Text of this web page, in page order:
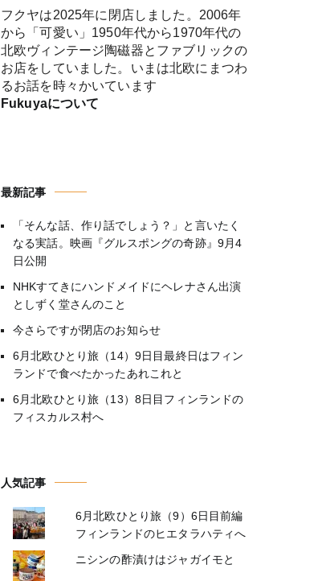
フクヤは2025年に閉店しました。2006年
から「可愛い」1950年代から1970年代の
北欧ヴィンテージ陶磁器とファブリックの
お店をしていました。いまは北欧にまつわ
るお話を時々かいています
Fukuyaについて
最新記事
「そんな話、作り話でしょう？」と言いたく
なる実話。映画『グルスポングの奇跡』9月4
日公開
NHKすてきにハンドメイドにヘレナさん出演
としずく堂さんのこと
今さらですが閉店のお知らせ
6月北欧ひとり旅（14）9日目最終日はフィン
ランドで食べたかったあれこれと
6月北欧ひとり旅（13）8日目フィンランドの
フィスカルス村へ
人気記事
6月北欧ひとり旅（9）6日目前編
フィンランドのヒエタラハティへ
ニシンの酢漬けはジャガイモと